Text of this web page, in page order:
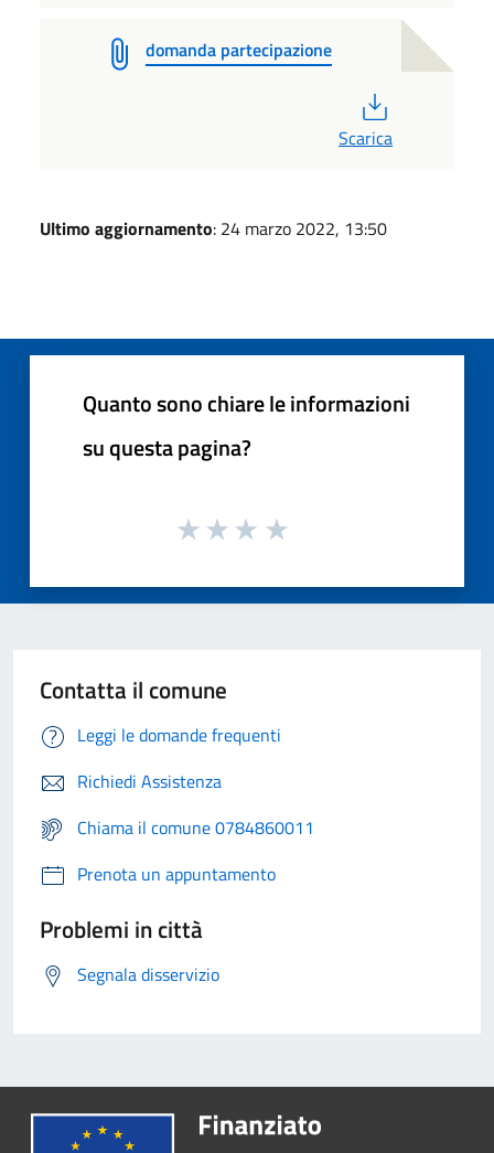
domanda partecipazione
Scarica
Ultimo aggiornamento: 24 marzo 2022, 13:50
Quanto sono chiare le informazioni
su questa pagina?
Contatta il comune
Leggi le domande frequenti
Richiedi Assistenza
Chiama il comune 0784860011
Prenota un appuntamento
Problemi in città
Segnala disservizio